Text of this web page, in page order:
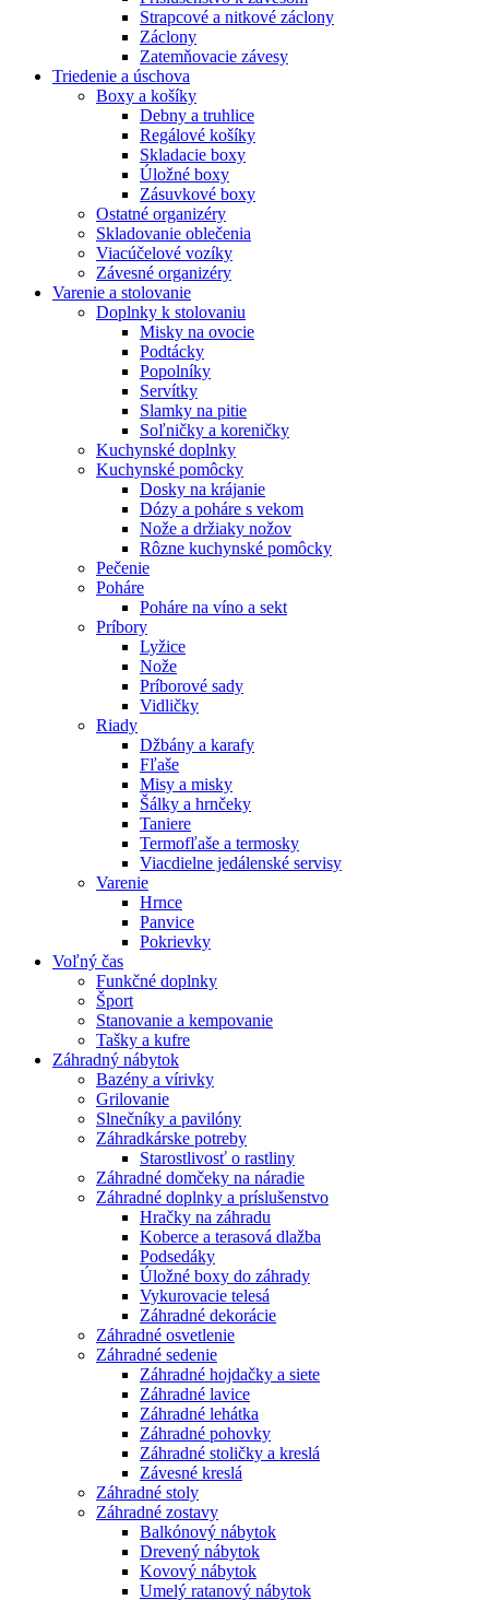
Strapcové a nitkové záclony
Záclony
Zatemňovacie závesy
Triedenie a úschova
Boxy a košíky
Debny a truhlice
Regálové košíky
Skladacie boxy
Úložné boxy
Zásuvkové boxy
Ostatné organizéry
Skladovanie oblečenia
Viacúčelové vozíky
Závesné organizéry
Varenie a stolovanie
Doplnky k stolovaniu
Misky na ovocie
Podtácky
Popolníky
Servítky
Slamky na pitie
Soľničky a koreničky
Kuchynské doplnky
Kuchynské pomôcky
Dosky na krájanie
Dózy a poháre s vekom
Nože a držiaky nožov
Rôzne kuchynské pomôcky
Pečenie
Poháre
Poháre na víno a sekt
Príbory
Lyžice
Nože
Príborové sady
Vidličky
Riady
Džbány a karafy
Fľaše
Misy a misky
Šálky a hrnčeky
Taniere
Termofľaše a termosky
Viacdielne jedálenské servisy
Varenie
Hrnce
Panvice
Pokrievky
Voľný čas
Funkčné doplnky
Šport
Stanovanie a kempovanie
Tašky a kufre
Záhradný nábytok
Bazény a vírivky
Grilovanie
Slnečníky a pavilóny
Záhradkárske potreby
Starostlivosť o rastliny
Záhradné domčeky na náradie
Záhradné doplnky a príslušenstvo
Hračky na záhradu
Koberce a terasová dlažba
Podsedáky
Úložné boxy do záhrady
Vykurovacie telesá
Záhradné dekorácie
Záhradné osvetlenie
Záhradné sedenie
Záhradné hojdačky a siete
Záhradné lavice
Záhradné lehátka
Záhradné pohovky
Záhradné stoličky a kreslá
Závesné kreslá
Záhradné stoly
Záhradné zostavy
Balkónový nábytok
Drevený nábytok
Kovový nábytok
Umelý ratanový nábytok